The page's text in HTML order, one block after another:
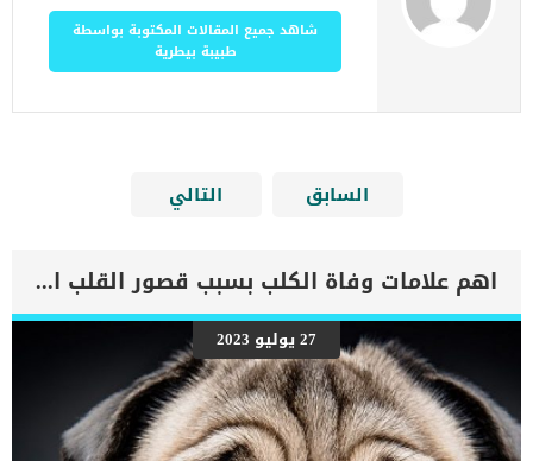
شاهد جميع المقالات المكتوبة بواسطة
طبيبة بيطرية
السابق التالي
اهم علامات وفاة الكلب بسبب قصور القلب الاحتقانى
27 يوليو 2023